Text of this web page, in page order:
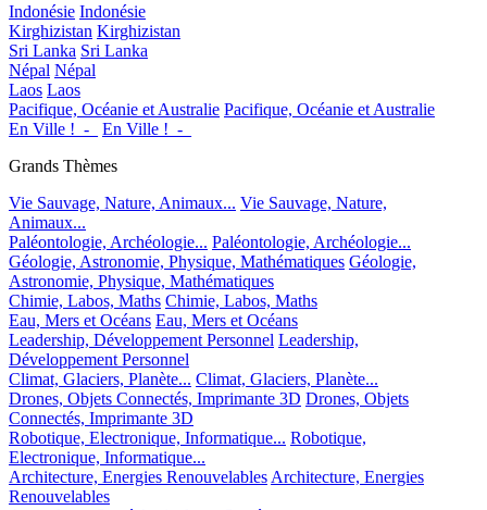
Indonésie Indonésie
Kirghizistan Kirghizistan
Sri Lanka Sri Lanka
Népal Népal
Laos Laos
Pacifique, Océanie et Australie Pacifique, Océanie et Australie
En Ville !_-_
En Ville !_-_
Grands Thèmes
Vie Sauvage, Nature, Animaux... Vie Sauvage, Nature,
Animaux...
Paléontologie, Archéologie... Paléontologie, Archéologie...
Géologie, Astronomie, Physique, Mathématiques Géologie,
Astronomie, Physique, Mathématiques
Chimie, Labos, Maths Chimie, Labos, Maths
Eau, Mers et Océans Eau, Mers et Océans
Leadership, Développement Personnel Leadership,
Développement Personnel
Climat, Glaciers, Planète... Climat, Glaciers, Planète...
Drones, Objets Connectés, Imprimante 3D Drones, Objets
Connectés, Imprimante 3D
Robotique, Electronique, Informatique... Robotique,
Electronique, Informatique...
Architecture, Energies Renouvelables Architecture, Energies
Renouvelables